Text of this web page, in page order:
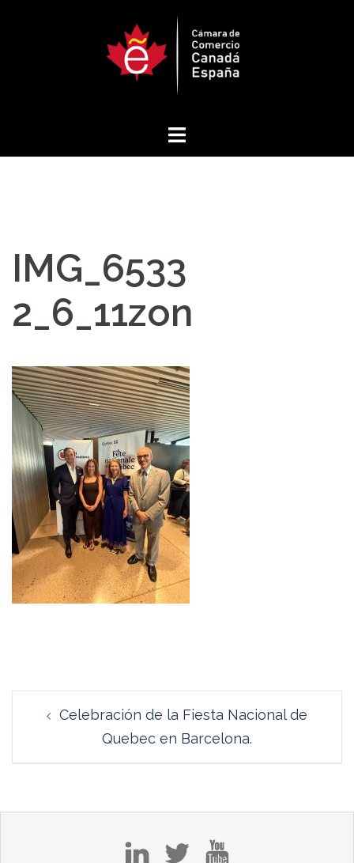
IMG_6533
2_6_11zon
entradas
Celebración de la Fiesta Nacional de
Quebec en Barcelona.